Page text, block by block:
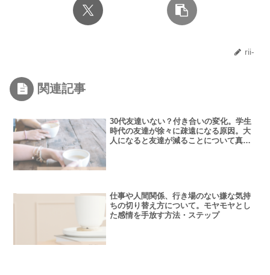
rii-
関連記事
30代友達いない？付き合いの変化。学生
時代の友達が徐々に疎遠になる原因。大
人になると友達が減ることについて真面
仕事や人間関係、行き場のない嫌な気持
ちの切り替え方について。モヤモヤとし
た感情を手放す方法・ステップ